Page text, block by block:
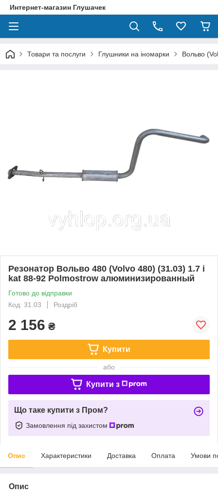
Интернет-магазин Глушачек
Товари та послуги Глушники на іномарки Вольво
Резонатор Вольво 480 (Volvo 480) (31.03) 1.7 i
kat 88-92 Polmostrow алюминизированный
Готово до відправки
Код: 31.03
Роздріб
2 156 ₴
Купити
або
Купити з
Що таке купити з Пром?
Замовлення під захистом
Опис Характеристики Доставка Оплата Умови
Опис